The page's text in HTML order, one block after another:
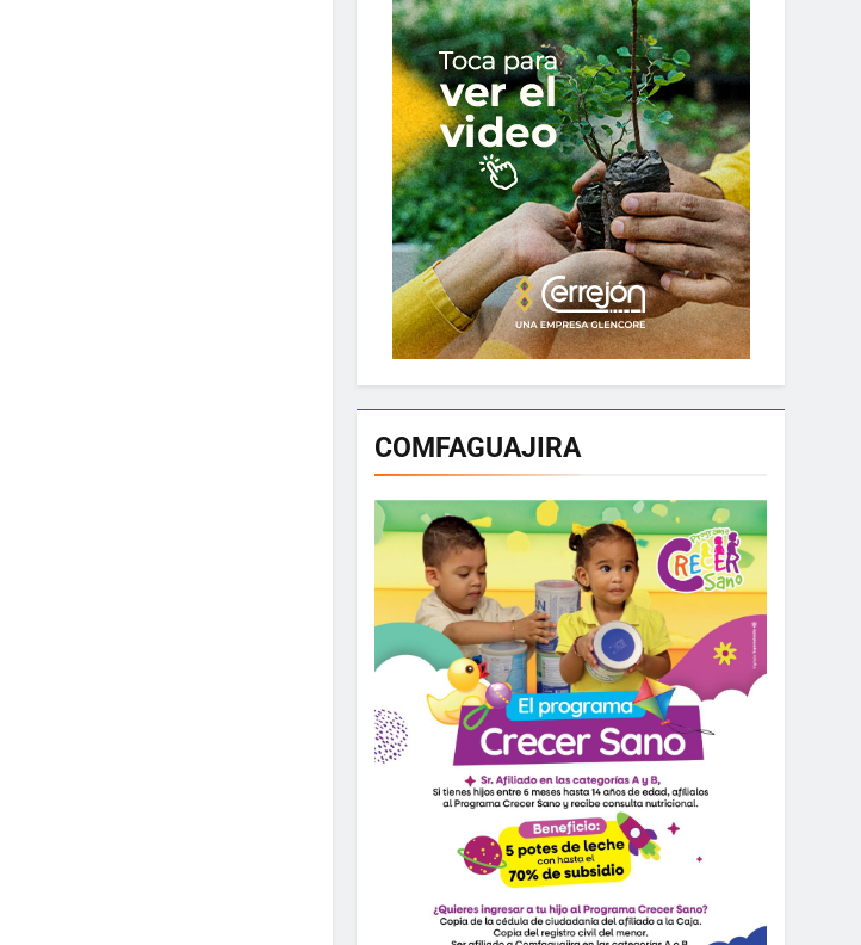
COMFAGUAJIRA